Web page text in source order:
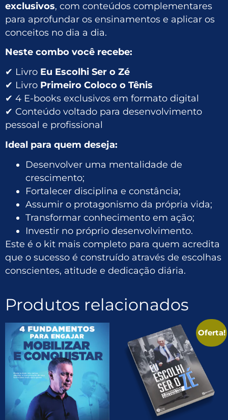
exclusivos, com conteúdos complementares
para aprofundar os ensinamentos e aplicar os
conceitos no dia a dia.
Neste combo você recebe:
✔ Livro Eu Escolhi Ser o Zé
✔ Livro Primeiro Coloco o Tênis
✔ 4 E-books exclusivos em formato digital
✔ Conteúdo voltado para desenvolvimento
pessoal e profissional
Ideal para quem deseja:
Desenvolver uma mentalidade de
crescimento;
Fortalecer disciplina e constância;
Assumir o protagonismo da própria vida;
Transformar conhecimento em ação;
Investir no próprio desenvolvimento.
Este é o kit mais completo para quem acredita
que o sucesso é construído através de escolhas
conscientes, atitude e dedicação diária.
Produtos relacionados
Oferta!